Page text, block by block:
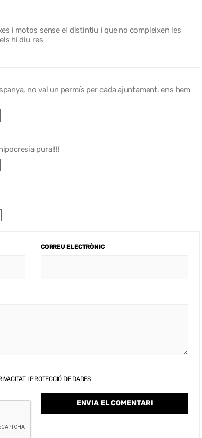
i motos sense el distintiu i que no compleixen les
hi diu res
no val un permís per cada ajuntament. ens hem
pura!!!!
CORREU ELECTRÒNIC
I PROTECCIÓ DE DADES